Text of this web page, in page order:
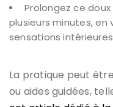
Prolongez ce
plusieurs minutes, en
sensations
La pratique peut
ou aides guidées,